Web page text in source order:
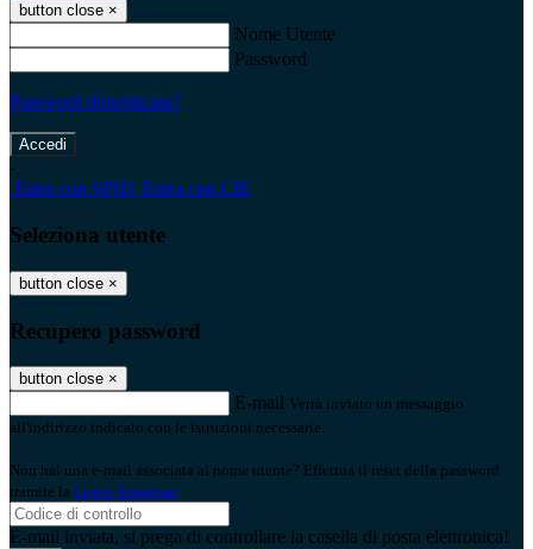
button close ×
Nome Utente
Password
Password dimenticata?
-
Entra con SPID Entra con CIE
Seleziona utente
button close ×
Recupero password
button close ×
E-mail Verrà inviato un messaggio
all'indirizzo indicato con le istruzioni necessarie.
Non hai una e-mail associata al nome utente? Effettua il reset della password
tramite la Login Spaggiari
E-mail inviata, si prega di controllare la casella di posta elettronica!